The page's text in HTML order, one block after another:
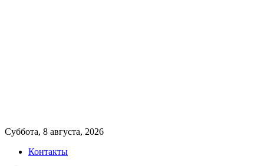
Суббота, 8 августа, 2026
Контакты